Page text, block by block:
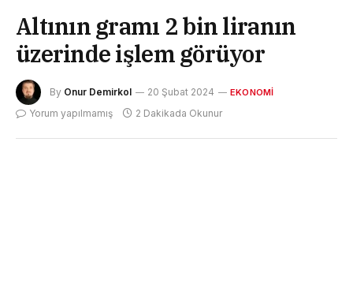
Altının gramı 2 bin liranın
üzerinde işlem görüyor
By Onur Demirkol 20 Şubat 2024 EKONOMI
Yorum yapılmamış 2 Dakikada Okunur